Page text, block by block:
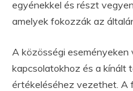
egyénekkel és részt
amelyek fokozzák az
A közösségi
kapcsolatokhoz és a kínált
értékeléséhez vezethet. A